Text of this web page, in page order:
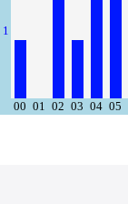
1
00 01 02 03 04 05